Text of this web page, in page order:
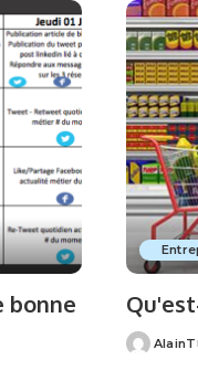
bonne
Posted
AlainT